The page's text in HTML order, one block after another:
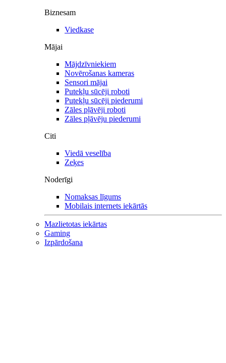
Biznesam
Viedkase
Mājai
Mājdzīvniekiem
Novērošanas kameras
Sensori mājai
Putekļu sūcēji roboti
Putekļu sūcēji piederumi
Zāles pļāvēji roboti
Zāles pļāvēju piederumi
Citi
Viedā veselība
Zeķes
Noderīgi
Nomaksas līgums
Mobilais internets iekārtās
Mazlietotas iekārtas
Gaming
Izpārdošana